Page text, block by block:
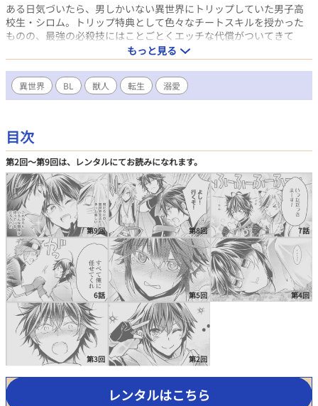
ある日気づいたら、男しかいない異世界にトリップしていた男子高
校生・シロム。トリップ特典として色々なチートスキルを授かった
ものの、最強の必殺技にはことごとくエッチな代償がついてきて
――!? 「スキル発動のたびに性的な感度が上がって敏感になっちゃ
うし、周囲を発情させるなんて詰んでるだろ!!」 Sランク冒険者、
ヤンデレな猫耳、マッチョな虎獣人など、行く先々でイケメンに求
愛されながら、最強冒険者を目指すシロムの旅は続く！
もっと見る
異世界 BL 獣人 転生 溺愛
目次
第2回〜第9回は、レンタルにてお読みになれます。
第9回 第8回 7話
6話 第5回 第4回
第3回 第2回
レンタルはこちら